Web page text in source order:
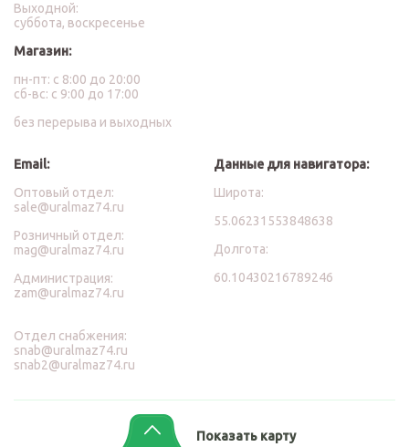
Выходной:
суббота, воскресенье
Магазин:
пн-пт: с 8:00 до 20:00
сб-вс: с 9:00 до 17:00
без перерыва и выходных
Email:
Оптовый отдел:
sale@uralmaz74.ru
Розничный отдел:
mag@uralmaz74.ru
Администрация:
zam@uralmaz74.ru
Отдел снабжения:
snab@uralmaz74.ru
snab2@uralmaz74.ru
Данные для навигатора:
Широта:
55.06231553848638
Долгота:
60.10430216789246
Показать карту